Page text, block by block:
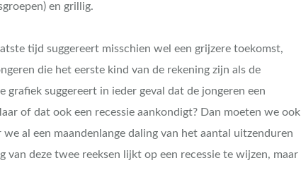
en grillig.
tijd suggereert misschien wel een grijzere toekomst,
die het eerste kind van de rekening zijn als de
grafiek suggereert in ieder geval dat de jongeren een
of dat ook een recessie aankondigt? Dan moeten we ook
al een maandenlange daling van het aantal uitzenduren
van deze twee reeksen lijkt op een recessie te wijzen, maar